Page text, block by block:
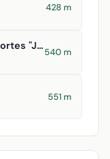
428 m
Complejo Municipal de Deportes "Julián Álvarez de Uribarri"
540 m
551 m